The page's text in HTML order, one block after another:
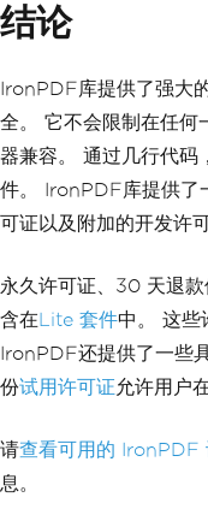
结论
IronPDF库提供了强大
全。 它不会限制在任何
器兼容。 通过几行代码
件。 IronPDF库提供了
可证以及附加的开发许
永久许可证、30 天退
含在Lite 套件中。 这些
IronPDF还提供了一些
份试用许可证允许用户
请查看可用的 IronPDF
息。